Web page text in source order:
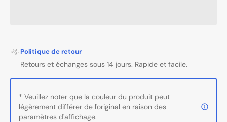
massage
blanc
Politique de retour
Retours et échanges sous 14 jours. Rapide et facile.
* Veuillez noter que la couleur du produit peut
légèrement différer de l'original en raison des
paramètres d'affichage.